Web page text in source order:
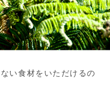
い食材をいただけるの